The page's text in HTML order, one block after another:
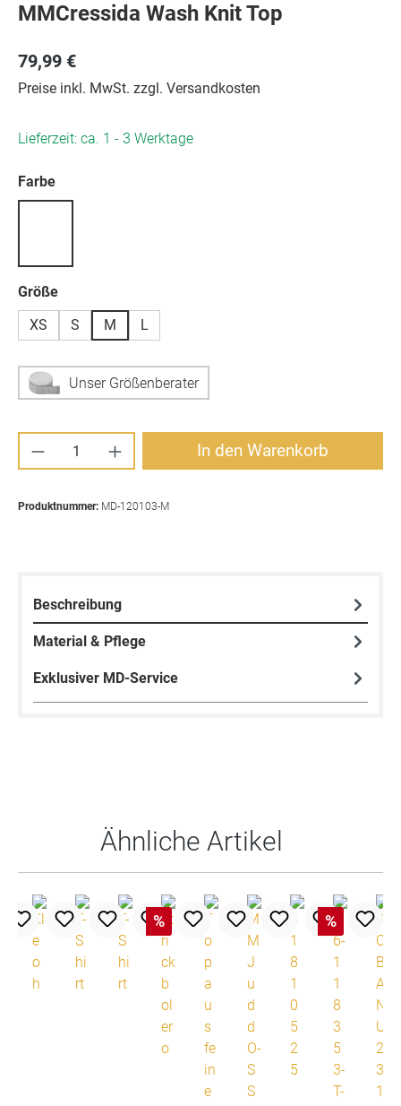
MMCressida Wash Knit Top
79,99 €
Preise inkl. MwSt. zzgl. Versandkosten
Lieferzeit: ca. 1 - 3 Werktage
Farbeauswählen
Größeauswählen
XS
S M L
Unser Größenberater
Produkt Anzahl: Gib den gewünschten
In den Warenkorb
Produktnummer: MD-120103-M
Beschreibung
Material & Pflege
Exklusiver MD-Service
Ähnliche Artikel
% %